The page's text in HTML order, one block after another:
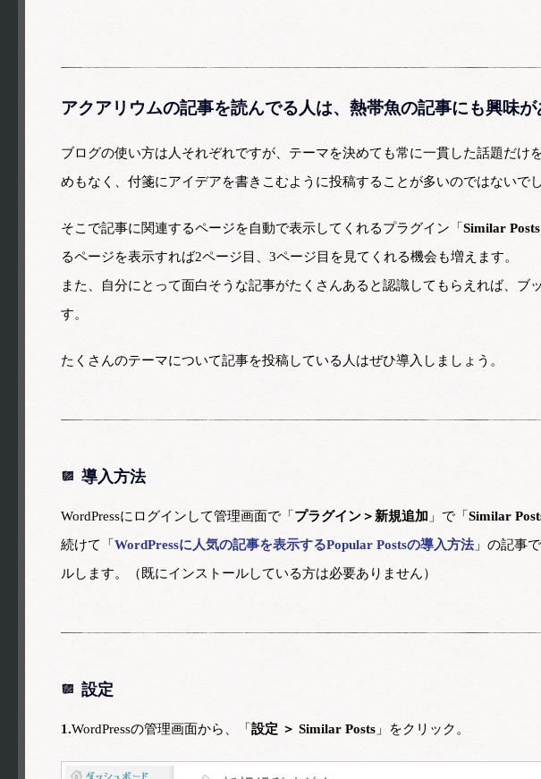
アクアリウムの記事を読んでる人は、熱帯魚の記事にも興味が
ブログの使い方は人それぞれですが、テーマを決めても常に一貫した話題だけ
めもなく、付箋にアイデアを書きこむように投稿することが多いのではないで
そこで記事に関連するページを自動で表示してくれるプラグイン「 Similar Posts
るページを表示すれば2ページ目、3ページ目を見てくれる機会も増えます。
また、自分にとって面白そうな記事がたくさんあると認識してもらえれば、ブ
す。
たくさんのテーマについて記事を投稿している人はぜひ導入しましょう。
導入方法
WordPressにログインして管理画面で「 プラグイン＞新規追加 」で「 Similar
続けて「 WordPressに人気の記事を表示するPopular Postsの導入方法 」の記事
ルします。（既にインストールしている方は必要ありません）
設定
1.WordPressの管理画面から、「 設定 ＞ Similar Posts 」をクリック。